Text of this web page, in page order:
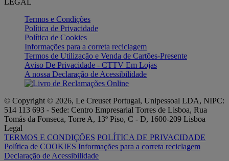
LEGAL
Termos e Condições
Política de Privacidade
Política de Cookies
Informações para a correta reciclagem
Termos de Utilização e Venda de Cartões-Presente
Aviso De Privacidade - CTTV Em Lojas
A nossa Declaração de Acessibilidade
© Copyright © 2026, Le Creuset Portugal, Unipessoal LDA, NIPC:
514 113 693 - Sede: Centro Empresarial Torres de Lisboa, Rua
Tomás da Fonseca, Torre A, 13º Piso, C - D, 1600-209 Lisboa
Legal
TERMOS E CONDIÇÕES POLÍTICA DE PRIVACIDADE
Política de COOKIES Informações para a correta reciclagem
Declaração de Acessibilidade